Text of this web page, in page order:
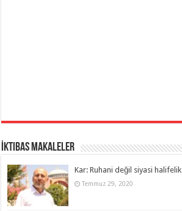
İktibas Makaleler
Kar: Ruhani değil siyasi halifelik
Temmuz 29, 2020